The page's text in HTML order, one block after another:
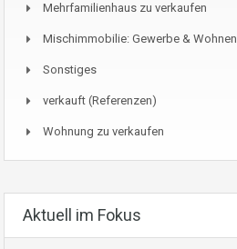
Mehrfamilienhaus zu verkaufen
Mischimmobilie: Gewerbe & Wohnen
Sonstiges
verkauft (Referenzen)
Wohnung zu verkaufen
Aktuell im Fokus